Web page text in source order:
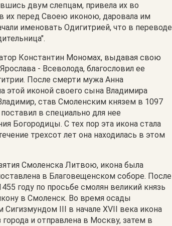
двум слепцам, привела их во
их перед Своею иконою, даровала им
именовать Одигитрией, что в переводе
Константин Мономах, выдавая свою
- Всеволода, благословил ее
После смерти мужа Анна
этой иконой своего сына Владимира
став Смоленским князем в 1097
в специально для нее
Богородицы. С тех пор эта икона стала
трехсот лет она находилась в этом
Смоленска Литвою, икона была
в Благовещенском соборе. После
году по просьбе смолян великий князь
в Смоленск. Во время осады
III в начале XVII века икона
и отправлена в Москву, затем в